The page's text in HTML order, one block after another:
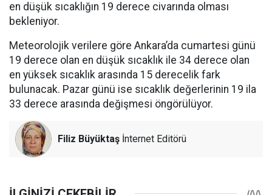
en düşük sıcaklığın 19 derece civarında olması
bekleniyor.
Meteorolojik verilere göre Ankara’da cumartesi günü
19 derece olan en düşük sıcaklık ile 34 derece olan
en yüksek sıcaklık arasında 15 derecelik fark
bulunacak. Pazar günü ise sıcaklık değerlerinin 19 ila
33 derece arasında değişmesi öngörülüyor.
Filiz Büyüktaş İnternet Editörü